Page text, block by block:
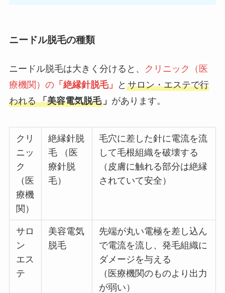
ニードル脱毛の種類
ニードル脱毛は大きく分けると、
クリニック（医
療機関）の「絶縁針脱毛」 と サロン・エステで行
われる 「美容電気脱毛」 があります。
クリ
ニッ
ク
（医
療機
関）
絶縁針脱
毛 （医
療針脱
毛）
毛穴に差した針に電流を流
して毛根組織を破壊する
（皮膚に触れる部分は絶縁
されていて安全）
サロ
ン
エス
テ
美容電気
脱毛
先端が丸い電極を差し込ん
で電流を流し、発毛組織に
ダメージを与える
（医療機関のものより出力
が弱い）